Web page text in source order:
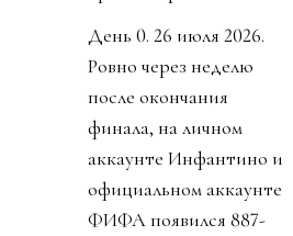
День 0. 26 июля 2026.
Ровно через неделю
после окончания
финала, на личном
аккаунте Инфантино и
официальном аккаунте
ФИФА появился 887-